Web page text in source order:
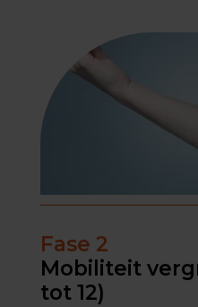
Fase 2
Mobiliteit
tot 12)